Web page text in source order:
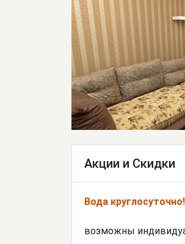
Акции и Скидки
Вода круглосуточно!
возможны